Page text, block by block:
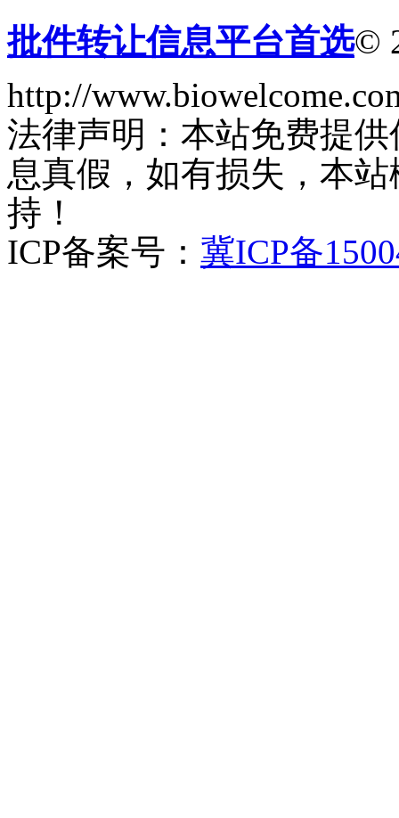
批件转让信息平台首选©
http://
法律声明：本站免费提
息真假，如有损失，本
持！
ICP备案号： 冀ICP备